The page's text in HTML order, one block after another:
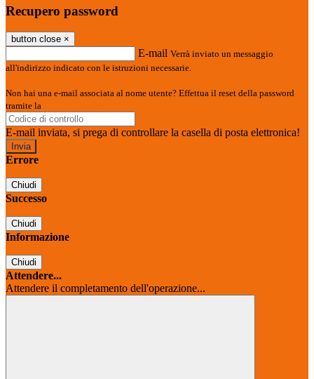
Recupero password
button close ×
E-mail Verrà inviato un messaggio
all'indirizzo indicato con le istruzioni necessarie.
Non hai una e-mail associata al nome utente? Effettua il reset della password
tramite la
E-mail inviata, si prega di controllare la casella di posta elettronica!
Errore
Chiudi
Successo
Chiudi
Informazione
Chiudi
Attendere...
Attendere il completamento dell'operazione...